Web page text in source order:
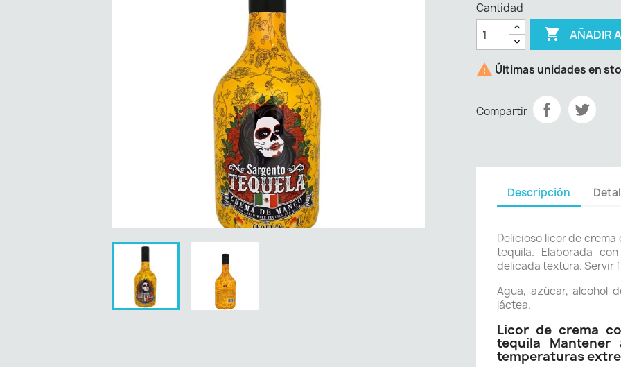
Cantidad
 AÑADIR
 Últimas unidades en
Compartir
Descripción
Delicioso licor de
tequila. Elaborada
delicada textura. Servir
Agua, azúcar, alcohol
láctea.
Licor de crema
tequila
temperaturas